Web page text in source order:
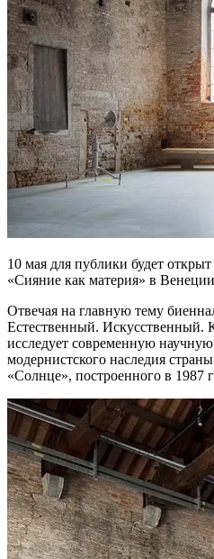
10 мая для публики будет
«Сияние как материя» в
Отвечая на главную тему
Естественный. Искусственный.
исследует современную
модернистского наследия
«Солнце», построенного в 1987